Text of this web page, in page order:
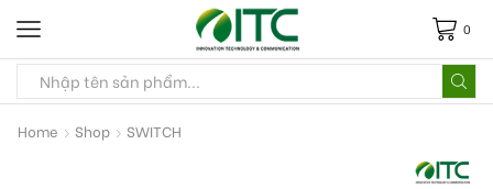
0
Home Shop SWITCH